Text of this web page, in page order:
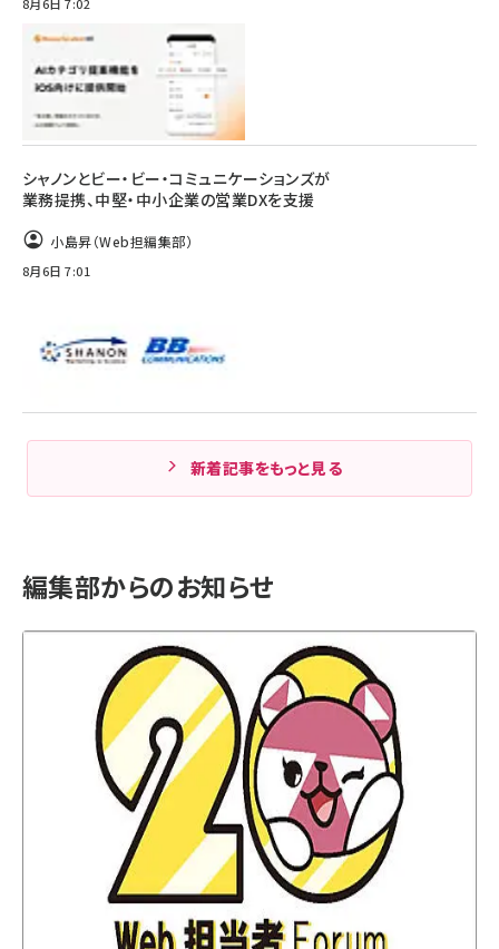
シャノンとビー・ビー・コミュニケーションズが
業務提携、中堅・中小企業の営業DXを支援
小島昇（Web担編集部）
8月6日 7:01
新着記事をもっと見る
編集部からのお知らせ